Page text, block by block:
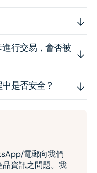
行交易，會否被
是否安全？
電郵向我們
資訊之問題。我